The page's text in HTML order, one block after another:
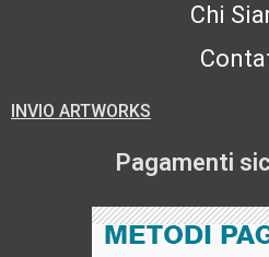
Chi
INVIO ARTWORKS
Pagamenti